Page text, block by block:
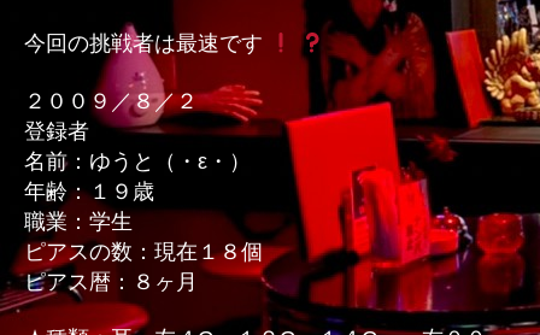
今回の挑戦者は最速です
２００９／８／２
登録者
名前：ゆうと（・ε・）
年齢：１９歳
職業：学生
ピアスの数：現在１８個
ピアス暦：８ヶ月